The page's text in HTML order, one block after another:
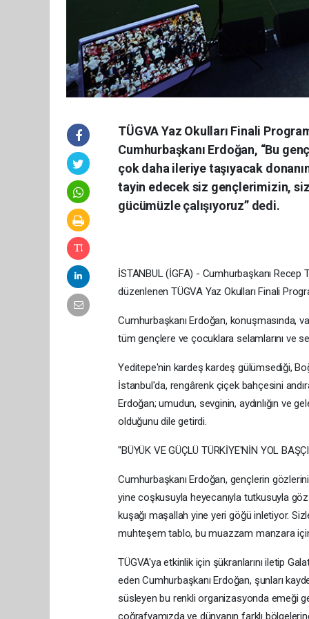
TÜGVA Yaz Okulları Finali
Cumhurbaşkanı Erdoğan, “Bu
çok daha ileriye taşıyacak
tayin edecek siz gençlerimizin,
gücümüzle çalışıyoruz” dedi.
İSTANBUL (İGFA) - Cumhurbaşkanı
düzenlenen TÜGVA Yaz Okulları Finali
Cumhurbaşkanı Erdoğan, konuşmasında,
tüm gençlere ve çocuklara selamlarını ve
Yeditepe'nin kardeş kardeş gülümsediği,
İstanbul'da, rengârenk çiçek bahçesini
Erdoğan; umudun, sevginin, aydınlığın ve
olduğunu dile getirdi.
"BÜYÜK VE GÜÇLÜ TÜRKİYE'NİN YOL
Cumhurbaşkanı Erdoğan, gençlerin gözlerinin
yine coşkusuyla heyecanıyla tutkusuyla
kuşağı maşallah yine yeri göğü inletiyor.
muhteşem tablo, bu muazzam manzara
TÜGVA'ya etkinlik için şükranlarını iletip
eden Cumhurbaşkanı Erdoğan, şunları
süsleyen bu renkli organizasyonda emeği
coğrafyamızda ve dünyanın farklı